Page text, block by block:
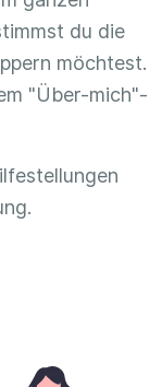
du die
möchtest.
"Über-mich"-